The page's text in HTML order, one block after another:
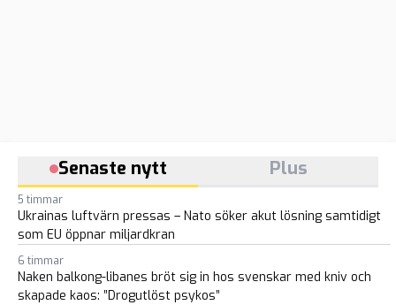
Senaste nytt Plus
5 timmar
Ukrainas luftvärn pressas – Nato söker akut lösning samtidigt
som EU öppnar miljardkran
6 timmar
Naken balkong-libanes bröt sig in hos svenskar med kniv och
skapade kaos: ”Drogutlöst psykos”